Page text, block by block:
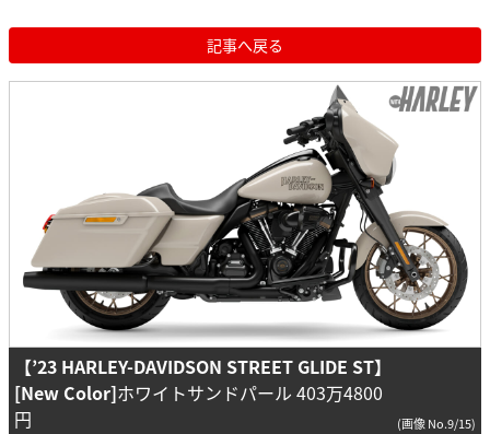
記事へ戻る
【’23 HARLEY-DAVIDSON STREET GLIDE ST】
[New Color]ホワイトサンドパール 403万4800
円
(画像 No.9/15)